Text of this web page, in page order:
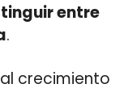
entre
.
crecimiento